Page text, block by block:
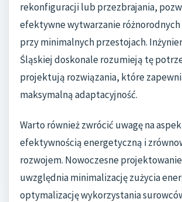
rekonfiguracji lub przezbrajania,
efektywne wytwarzanie
przy minimalnych przestojach.
Śląskiej doskonale rozumieją tę
projektują rozwiązania, które
maksymalną adaptacyjność.
Warto również zwrócić uwagę na
efektywnością energetyczną i
rozwojem. Nowoczesne
uwzględnia minimalizację zużycia
optymalizację wykorzystania